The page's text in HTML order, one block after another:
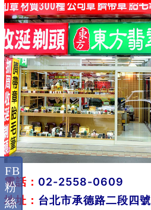
電話： 02-2558-0609
地址： 台北市承德路二段四號
FB
粉
絲